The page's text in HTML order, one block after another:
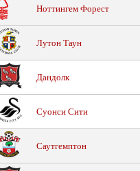
Ноттингем Форест
Лутон Таун
Дандолк
Суонси Сити
Саутгемптон